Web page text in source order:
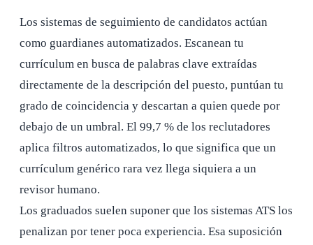
Los sistemas de seguimiento de candidatos actúan
como guardianes automatizados. Escanean tu
currículum en busca de palabras clave extraídas
directamente de la descripción del puesto, puntúan tu
grado de coincidencia y descartan a quien quede por
debajo de un umbral. El 99,7 % de los reclutadores
aplica filtros automatizados, lo que significa que un
currículum genérico rara vez llega siquiera a un
revisor humano.
Los graduados suelen suponer que los sistemas ATS los
penalizan por tener poca experiencia. Esa suposición